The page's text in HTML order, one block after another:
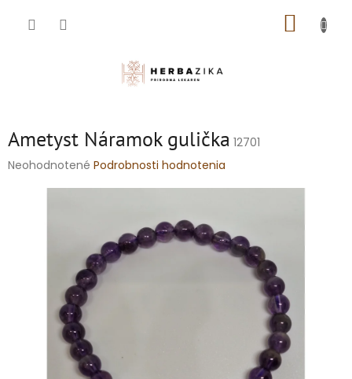
Ametyst Náramok gulička 12701
Priemerné
Neohodnotené Podrobnosti hodnotenia